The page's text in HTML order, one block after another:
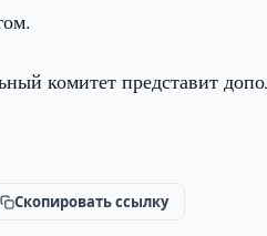
комитет представит
Скопировать ссылку